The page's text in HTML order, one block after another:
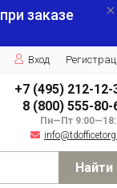
при заказе
Вход
+7 (495) 212-12-
8 (800) 555-80-
Пн—Пт
Найти